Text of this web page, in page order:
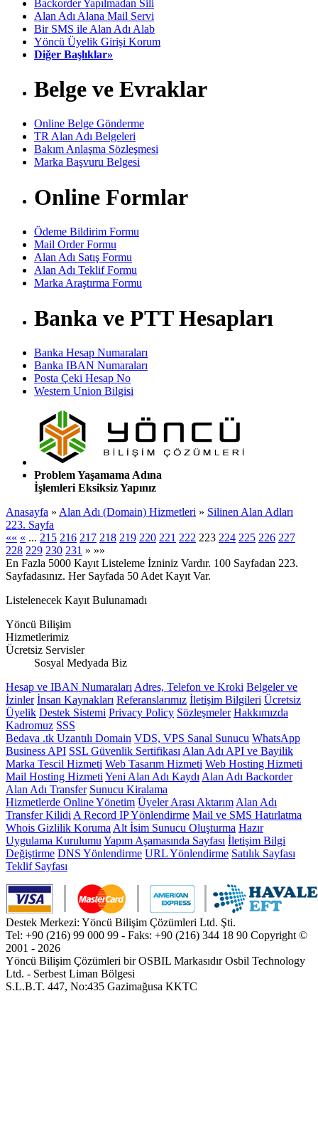
Backorder Yapılmadan Sili
Alan Adı Alana Mail Servi
Bir SMS ile Alan Adı Alab
Yöncü Üyelik Girişi Korum
Diğer Başlıklar»
Belge ve Evraklar
Online Belge Gönderme
TR Alan Adı Belgeleri
Bakım Anlaşma Sözleşmesi
Marka Başvuru Belgesi
Online Formlar
Ödeme Bildirim Formu
Mail Order Formu
Alan Adı Satış Formu
Alan Adı Teklif Formu
Marka Araştırma Formu
Banka ve PTT Hesapları
Banka Hesap Numaraları
Banka IBAN Numaraları
Posta Çeki Hesap No
Western Union Bilgisi
Problem Yaşamama Adına
İşlemleri Eksiksiz Yapınız
Anasayfa » Alan Adı (Domain) Hizmetleri » Silinen Alan Adları
223. Sayfa
«« « ... 215 216 217 218 219 220 221 222 223 224 225 226 227
228 229 230 231 » »»
En Fazla 5000 Kayıt Listeleme İzniniz Vardır. 100 Sayfadan 223.
Sayfadasınız. Her Sayfada 50 Adet Kayıt Var.
Listelenecek Kayıt Bulunamadı
Yöncü Bilişim
Hizmetlerimiz
Ücretsiz Servisler
Sosyal Medyada Biz
Hesap ve IBAN Numaraları Adres, Telefon ve Kroki Belgeler ve
İzinler İnsan Kaynakları Referanslarımız İletişim Bilgileri Ücretsiz
Üyelik Destek Sistemi Privacy Policy Sözleşmeler Hakkımızda
Kadromuz SSS
Bedava .tk Uzantılı Domain VDS, VPS Sanal Sunucu WhatsApp
Business API SSL Güvenlik Sertifikası Alan Adı API ve Bayilik
Marka Tescil Hizmeti Web Tasarım Hizmeti Web Hosting Hizmeti
Mail Hosting Hizmeti Yeni Alan Adı Kaydı Alan Adı Backorder
Alan Adı Transfer Sunucu Kiralama
Hizmetlerde Online Yönetim Üyeler Arası Aktarım Alan Adı
Transfer Kilidi A Record IP Yönlendirme Mail ve SMS Hatırlatma
Whois Gizlilik Koruma Alt İsim Sunucu Oluşturma Hazır
Uygulama Kurulumu Yapım Aşamasında Sayfası İletişim Bilgi
Değiştirme DNS Yönlendirme URL Yönlendirme Satılık Sayfası
Teklif Sayfası
Destek Merkezi: Yöncü Bilişim Çözümleri Ltd. Şti.
Tel: +90 (216) 99 000 99 - Faks: +90 (216) 344 18 90 Copyright ©
2001 - 2026
Yöncü Bilişim Çözümleri bir OSBIL Markasıdır Osbil Technology
Ltd. - Serbest Liman Bölgesi
S.L.B.T. 447, No:435 Gazimağusa KKTC